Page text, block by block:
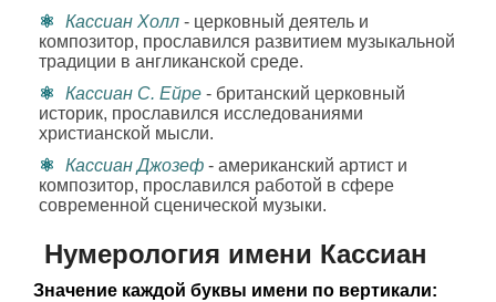
Кассиан Холл - церковный деятель и
композитор, прославился развитием музыкальной
традиции в англиканской среде.
Кассиан С. Ейре - британский церковный
историк, прославился исследованиями
христианской мысли.
Кассиан Джозеф - американский артист и
композитор, прославился работой в сфере
современной сценической музыки.
Нумерология имени Кассиан
Значение каждой буквы имени по вертикали: